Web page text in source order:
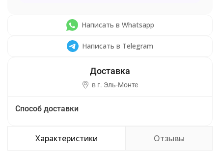
Написать в Whatsapp
Написать в Telegram
в г. Эль-Монте
Способ доставки
Характеристики Отзывы